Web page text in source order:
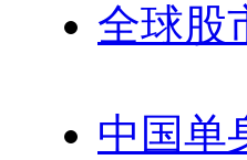
全球股
中国单